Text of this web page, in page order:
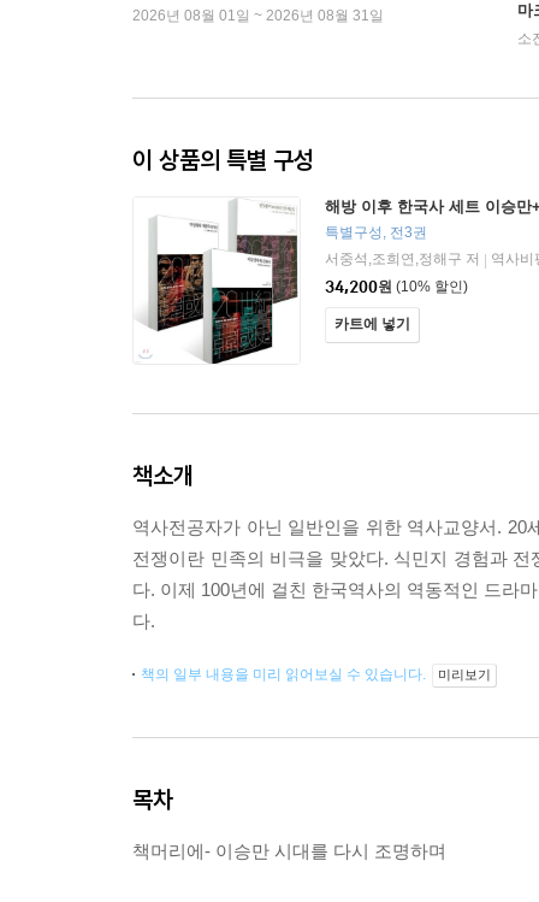
2026년 08월 01일 ~ 2026년 08월 31일
마
소
이 상품의 특별 구성
해방 이후 한국사 세트 이승만
특별구성, 전3권
서중석,조희연,정해구 저
역사비
34,200원 (10% 할인)
카트에 넣기
책소개
역사전공자가 아닌 일반인을 위한 역사교양서.
전쟁이란 민족의 비극을 맞았다. 식민지 경험과
다. 이제 100년에 걸친 한국역사의 역동적인 드라
다.
책의 일부 내용을 미리 읽어보실 수 있습니다. 미리보기
목차
책머리에- 이승만 시대를 다시 조명하며